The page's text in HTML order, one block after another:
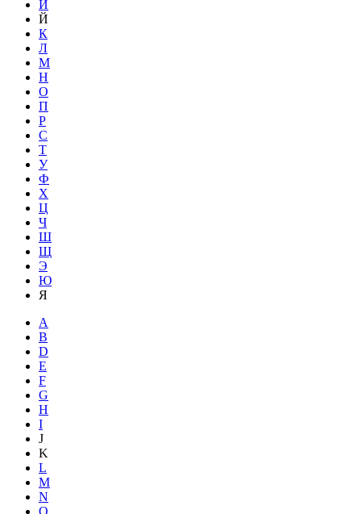
И
Й
К
Л
М
Н
О
П
Р
С
Т
У
Ф
Х
Ц
Ч
Ш
Щ
Э
Ю
Я
A
B
D
E
F
G
H
I
J
K
L
M
N